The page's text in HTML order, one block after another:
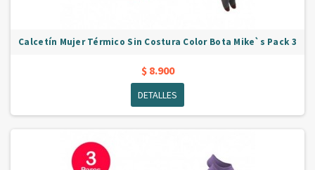
Calcetín Mujer Térmico Sin Costura Color Bota Mike`s Pack 3
$ 8.900
DETALLES